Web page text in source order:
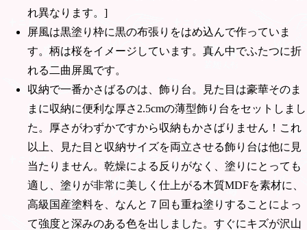
れ異なります。]
屏風は黒塗り枠に黒の布張りをはめ込んで作っていま
す。柄は桜をイメージしています。真ん中でふたつに折
れる二曲屏風です。
収納で一番かさばるのは、飾り台。見た目は豪華そのま
まに収納に便利な厚さ2.5cmの薄型飾り台をセットしまし
た。厚さがわずかですから収納もかさばりません！これ
以上、見た目と収納サイズを両立させる飾り台は他に見
当たりません。乾燥による反りがなく、塗りにとっても
適し、塗りが非常に美しく仕上がる木質MDFを素材に、
高級国産塗料を、なんと７回も重ね塗りすることによっ
て強度と深みのある色を出しました。すぐにキズが沢山